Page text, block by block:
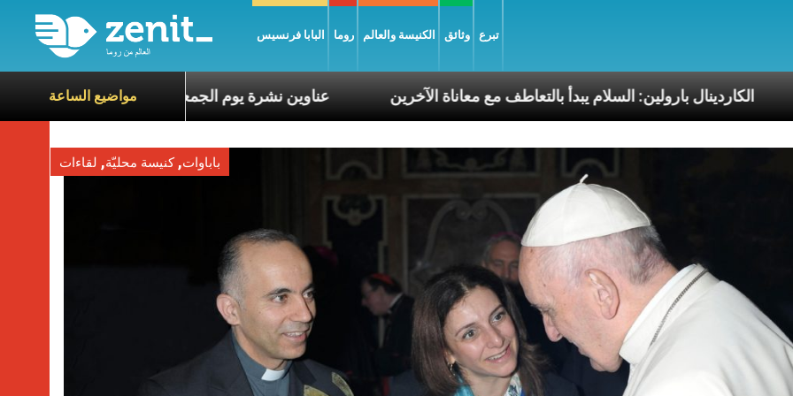
البابا فرنسيس روما الكنيسة والعالم وثائق تبرع
مواضيع الساعة
عناوين نشرة يوم الجمعة 7 آب 2026: السلام يُبنى بصبر يومًا بعد يوم الكاردينال بارولين: السلام يبدأ بالتعاطف مع معاناة الآخرين الرسوليّة
باباوات,كنيسة محليّة, لقاءات